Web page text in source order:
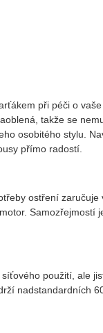
při péči o
takže se
osobitého stylu.
přímo radostí.
ostření zaručuje
Samozřejmostí
použití, ale
nadstandardních